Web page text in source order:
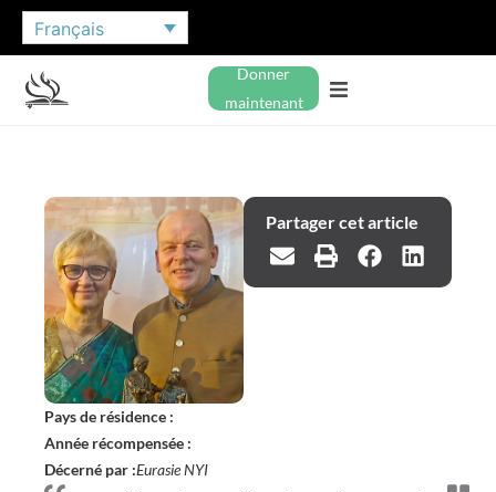
Français
Donner
maintenant
Partager cet article
Pays de résidence :
Année récompensée :
Décerné par :Eurasie NYI